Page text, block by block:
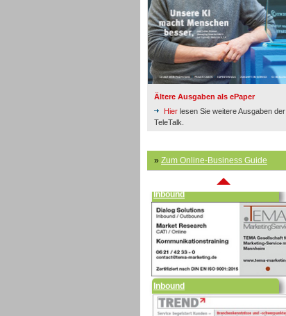
Ältere Ausgaben als ePaper
Hier lesen Sie weitere Ausgaben der
TeleTalk.
» Zum Online-Business Guide
Inbound
Inbound